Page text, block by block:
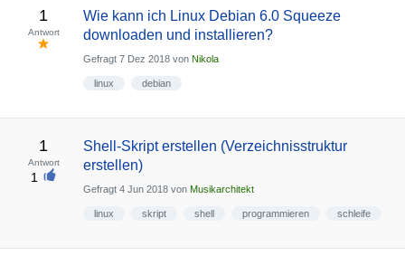
1
Antwort
Wie kann ich Linux Debian 6.0 Squeeze
downloaden und installieren?
Gefragt 7 Dez 2018 von Nikola
linux debian
1
Antwort
1
Shell-Skript erstellen (Verzeichnisstruktur
erstellen)
Gefragt 4 Jun 2018 von Musikarchitekt
linux skript shell programmieren schleife